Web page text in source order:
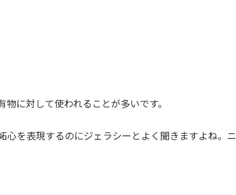
に対して使われることが多いです。
を表現するのにジェラシーとよく聞きますよね。ニ